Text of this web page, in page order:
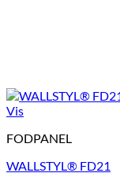
Vis
FODPANEL
WALLSTYL® FD21